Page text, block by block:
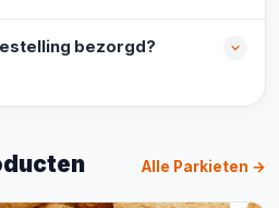
bezorgd?
Alle Parkieten →